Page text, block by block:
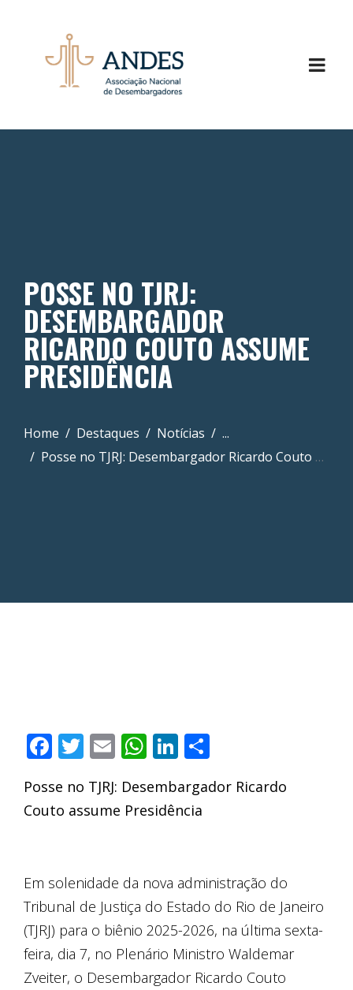
POSSE NO TJRJ:
DESEMBARGADOR
RICARDO COUTO ASSUME
PRESIDÊNCIA
Home Destaques Notícias
...
Posse no TJRJ: Desembargador Ricardo Couto assume Presidência
Facebook
Twitter
EmailWhatsApp
LinkedIn
Posse no TJRJ: Desembargador Ricardo
Couto assume Presidência
Em solenidade da nova administração do
Tribunal de Justiça do Estado do Rio de Janeiro
(TJRJ) para o biênio 2025-2026, na última sexta-
feira, dia 7, no Plenário Ministro Waldemar
Zveiter, o Desembargador Ricardo Couto